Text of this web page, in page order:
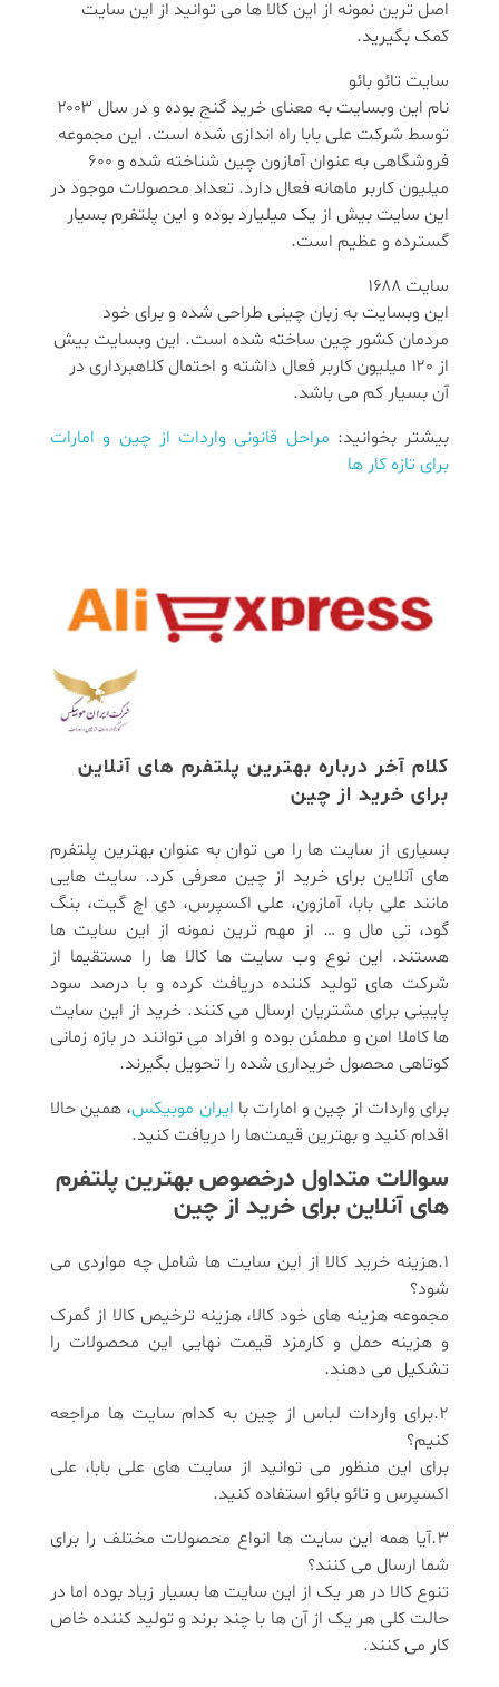
اصل ترین نمونه از این کالا ها می توانید از این سایت
کمک بگیرید.
سایت تائو بائو
نام این وبسایت به معنای خرید گنج بوده و در سال ۲۰۰۳
توسط شرکت علی بابا راه اندازی شده است. این مجموعه
فروشگاهی به عنوان آمازون چین شناخته شده و ۶۰۰
میلیون کاربر ماهانه فعال دارد. تعداد محصولات موجود در
این سایت بیش از یک میلیارد بوده و این پلتفرم بسیار
گسترده و عظیم است.
سایت ۱۶۸۸
این وبسایت به زبان چینی طراحی شده و برای خود
مردمان کشور چین ساخته شده است. این وبسایت بیش
از ۱۲۰ میلیون کاربر فعال داشته و احتمال کلاهبرداری در
آن بسیار کم می باشد.
بیشتر بخوانید: مراحل قانونی واردات از چین و امارات
برای تازه‌ کار ها
کلام آخر درباره بهترین پلتفرم های آنلاین
برای خرید از چین
بسیاری از سایت ها را می توان به عنوان بهترین پلتفرم
های آنلاین برای خرید از چین معرفی کرد. سایت هایی
مانند علی بابا، آمازون، علی اکسپرس، دی اچ گیت، بنگ
گود، تی مال و … از مهم ترین نمونه از این سایت ها
هستند. این نوع وب سایت ها کالا ها را مستقیما از
شرکت های تولید کننده دریافت کرده و با درصد سود
پایینی برای مشتریان ارسال می کنند. خرید از این سایت
ها کاملا امن و مطمئن بوده و افراد می توانند در بازه زمانی
کوتاهی محصول خریداری شده را تحویل بگیرند.
برای واردات از چین و امارات با ایران موبیکس، همین حالا
اقدام کنید و بهترین قیمت‌ها را دریافت کنید.
سوالات متداول درخصوص بهترین پلتفرم
های آنلاین برای خرید از چین
1.هزینه خرید کالا از این سایت ها شامل چه مواردی می
شود؟
مجموعه هزینه های خود کالا، هزینه ترخیص کالا از گمرک
و هزینه حمل و کارمزد قیمت نهایی این محصولات را
تشکیل می دهند.
2.برای واردات لباس از چین به کدام سایت ها مراجعه
کنیم؟
برای این منظور می توانید از سایت های علی بابا، علی
اکسپرس و تائو بائو استفاده کنید.
3.آیا همه این سایت ها انواع محصولات مختلف را برای
شما ارسال می کنند؟
تنوع کالا در هر یک از این سایت ها بسیار زیاد بوده اما در
حالت کلی هر یک از آن ها با چند برند و تولید کننده خاص
کار می کنند.